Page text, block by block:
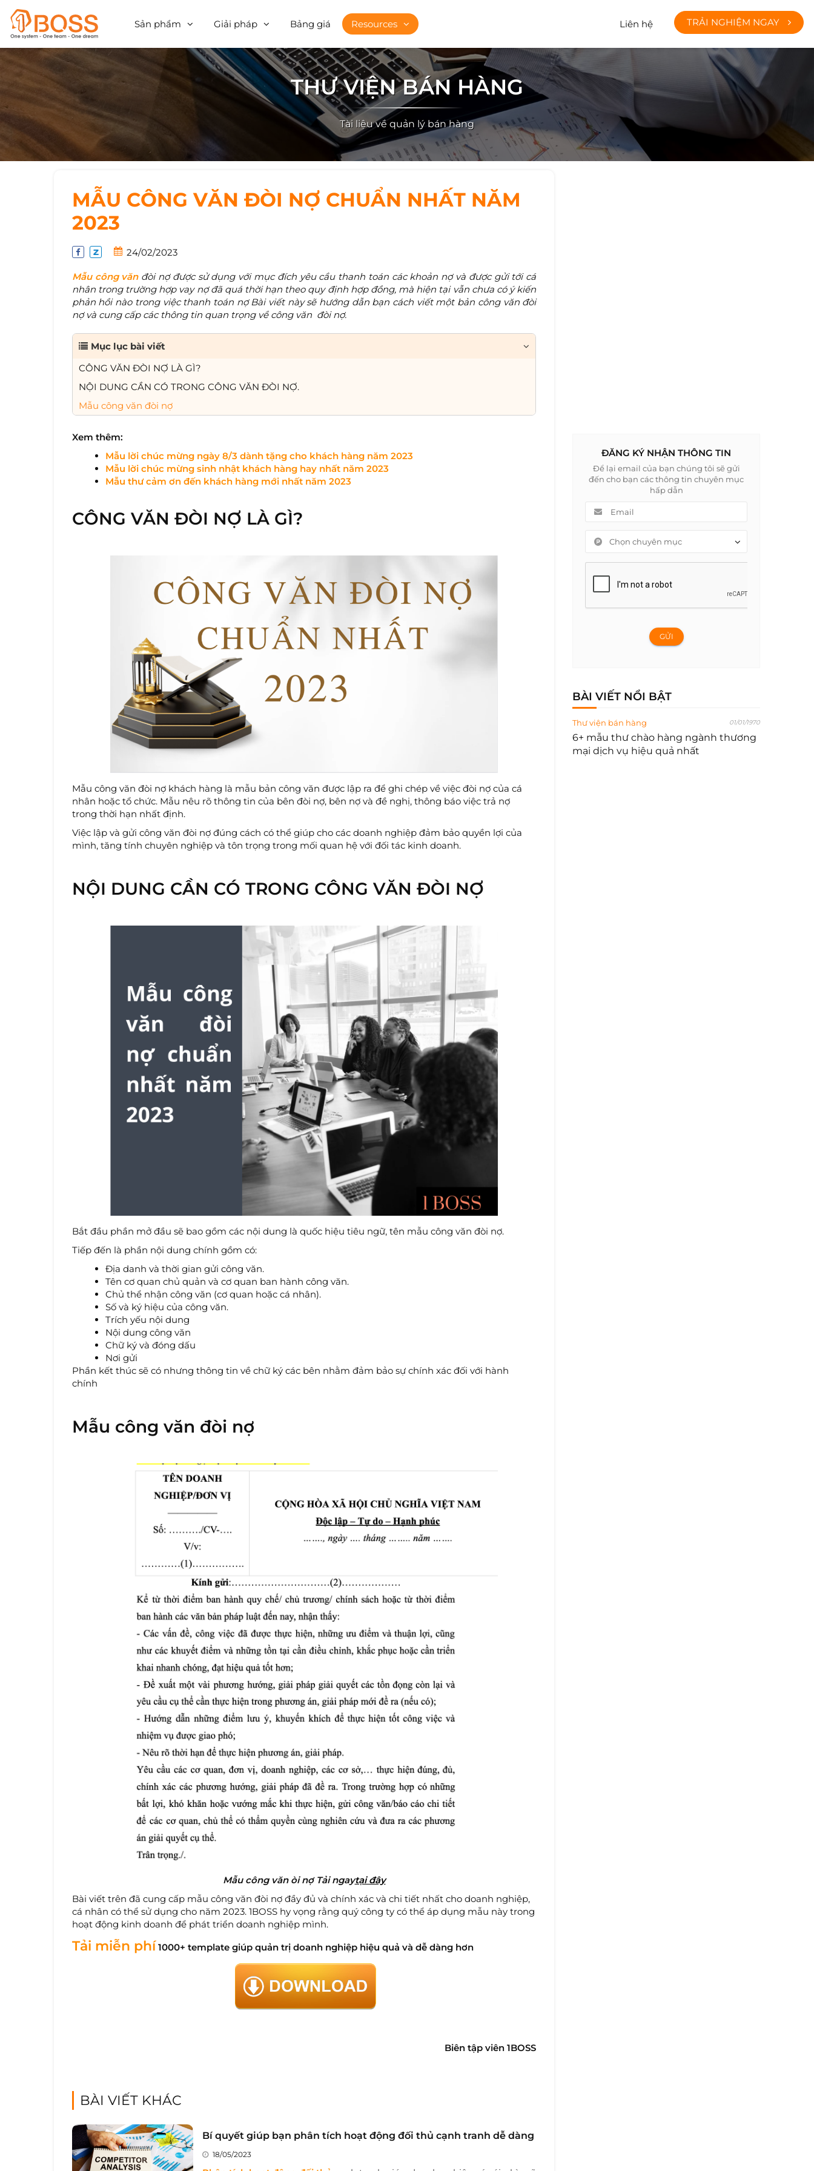
Sản phẩm Giải pháp Bảng giá Resources Liên hệ TRẢI NGHIỆM NGAY
THƯ VIỆN BÁN HÀNG
Tài liệu về quản lý bán hàng
MẪU CÔNG VĂN ĐÒI NỢ CHUẨN NHẤT NĂM
2023
24/02/2023
Mẫu công văn đòi nợ được sử dụng với mục đích yêu cầu thanh toán các khoản nợ và được gửi tới cá
nhân trong trường hợp vay nợ đã quá thời hạn theo quy định hợp đồng, mà hiện tại vẫn chưa có ý kiến
phản hồi nào trong việc thanh toán nợ Bài viết này sẽ hướng dẫn bạn cách viết một bản công văn đòi
nợ và cung cấp các thông tin quan trọng về công văn đòi nợ.
Mục lục bài viết
CÔNG VĂN ĐÒI NỢ LÀ GÌ?
NỘI DUNG CẦN CÓ TRONG CÔNG VĂN ĐÒI NỢ.
Mẫu công văn đòi nợ
Xem thêm:
Mẫu lời chúc mừng ngày 8/3 dành tặng cho khách hàng năm 2023
Mẫu lời chúc mừng sinh nhật khách hàng hay nhất năm 2023
Mẫu thư cảm ơn đến khách hàng mới nhất năm 2023
CÔNG VĂN ĐÒI NỢ LÀ GÌ?
Mẫu công văn đòi nợ khách hàng là mẫu bản công văn được lập ra để ghi chép về việc đòi nợ của cá
nhân hoặc tổ chức. Mẫu nêu rõ thông tin của bên đòi nợ, bên nợ và đề nghị, thông báo việc trả nợ
trong thời hạn nhất định.
Việc lập và gửi công văn đòi nợ đúng cách có thể giúp cho các doanh nghiệp đảm bảo quyền lợi của
mình, tăng tính chuyên nghiệp và tôn trọng trong mối quan hệ với đối tác kinh doanh.
NỘI DUNG CẦN CÓ TRONG CÔNG VĂN ĐÒI NỢ
Bắt đầu phần mở đầu sẽ bao gồm các nội dung là quốc hiệu tiêu ngữ, tên mẫu công văn đòi nợ.
Tiếp đến là phần nội dung chính gồm có:
Địa danh và thời gian gửi công văn.
Tên cơ quan chủ quản và cơ quan ban hành công văn.
Chủ thể nhận công văn (cơ quan hoặc cá nhân).
Số và ký hiệu của công văn.
Trích yếu nội dung
Nội dung công văn
Chữ ký và đóng dấu
Nơi gửi
Phần kết thúc sẽ có nhưng thông tin về chữ ký các bên nhằm đảm bảo sự chính xác đối với hành
chính
Mẫu công văn đòi nợ
Mẫu công văn òi nợ Tải ngaytại đây
Bài viết trên đã cung cấp mẫu công văn đòi nợ đầy đủ và chính xác và chi tiết nhất cho doanh nghiệp,
cá nhân có thể sử dụng cho năm 2023. 1BOSS hy vọng rằng quý công ty có thể áp dụng mẫu này trong
hoạt động kinh doanh để phát triển doanh nghiệp mình.
Tải miễn phí 1000+ template giúp quản trị doanh nghiệp hiệu quả và dễ dàng hơn
Biên tập viên 1BOSS
BÀI VIẾT KHÁC
Bí quyết giúp bạn phân tích hoạt động đối thủ cạnh tranh dễ dàng
18/05/2023
ĐĂNG KÝ NHẬN THÔNG TIN
Để lại email của bạn chúng tôi sẽ gửi
đến cho bạn các thông tin chuyên mục
hấp dẫn
Chọn chuyên mục
GỬI
BÀI VIẾT NỔI BẬT
Thư viện bán hàng 01/01/1970
6+ mẫu thư chào hàng ngành thương
mại dịch vụ hiệu quả nhất